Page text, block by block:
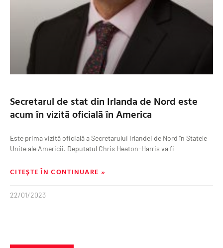
Secretarul de stat din Irlanda de Nord este
acum în vizită oficială în America
Este prima vizită oficială a Secretarului Irlandei de Nord în Statele
Unite ale Americii. Deputatul Chris Heaton-Harris va fi
CITEȘTE ÎN CONTINUARE »
22/01/2023